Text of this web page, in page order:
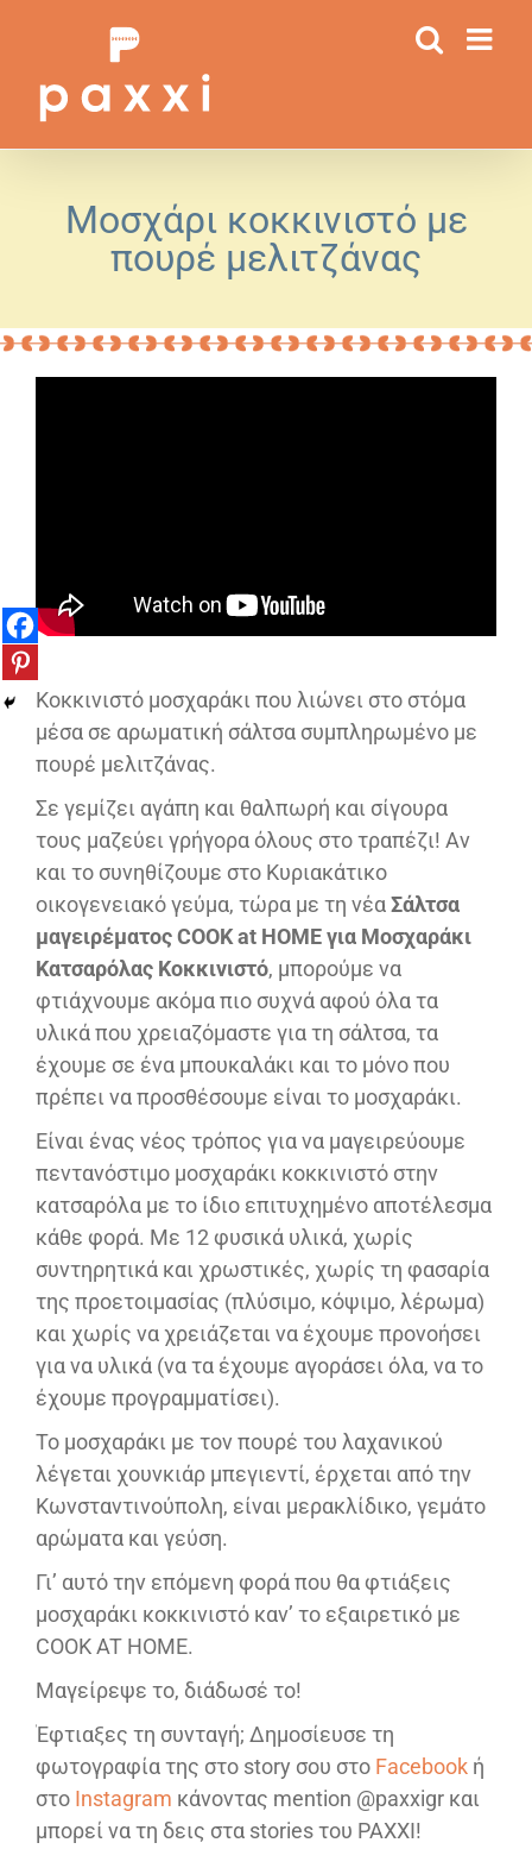
περιεχόμενο
Μοσχάρι κοκκινιστό με
πουρέ μελιτζάνας
Κοκκινιστό μοσχαράκι που λιώνει στο στόμα
μέσα σε αρωματική σάλτσα συμπληρωμένο με
πουρέ μελιτζάνας.
Σε γεμίζει αγάπη και θαλπωρή και σίγουρα
τους μαζεύει γρήγορα όλους στο τραπέζι! Αν
και το συνηθίζουμε στο Κυριακάτικο
οικογενειακό γεύμα, τώρα με τη νέαΣάλτσα
μαγειρέματος COOK at HOME για Μοσχαράκι
Κατσαρόλας Κοκκινιστό, μπορούμε να
φτιάχνουμε ακόμα πιο συχνά αφού όλα τα
υλικά που χρειαζόμαστε για τη σάλτσα, τα
έχουμε σε ένα μπουκαλάκι και το μόνο που
πρέπει να προσθέσουμε είναι το μοσχαράκι.
Είναι ένας νέος τρόπος για να μαγειρεύουμε
πεντανόστιμο μοσχαράκι κοκκινιστό στην
κατσαρόλα με το ίδιο επιτυχημένο αποτέλεσμα
κάθε φορά. Με 12 φυσικά υλικά, χωρίς
συντηρητικά και χρωστικές, χωρίς τη φασαρία
της προετοιμασίας (πλύσιμο, κόψιμο, λέρωμα)
και χωρίς να χρειάζεται να έχουμε προνοήσει
για να υλικά (να τα έχουμε αγοράσει όλα, να το
έχουμε προγραμματίσει).
Το μοσχαράκι με τον πουρέ του λαχανικού
λέγεται χουνκιάρ μπεγιεντί, έρχεται από την
Κωνσταντινούπολη, είναι μερακλίδικο, γεμάτο
αρώματα και γεύση.
Γι’ αυτό την επόμενη φορά που θα φτιάξεις
μοσχαράκι κοκκινιστό καν’ το εξαιρετικό με
COOK AT HOME.
Μαγείρεψε το, διάδωσέ το!
Έφτιαξες τη συνταγή; Δημοσίευσε τη
φωτογραφία της στο story σου στο Facebook ή
στο Instagram κάνοντας mention @paxxigr και
μπορεί να τη δεις στα stories του PAXXI!